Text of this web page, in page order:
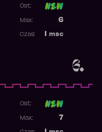
6.
Ost:
6
Max:
msc
Czas:
Ost:
7
Max: